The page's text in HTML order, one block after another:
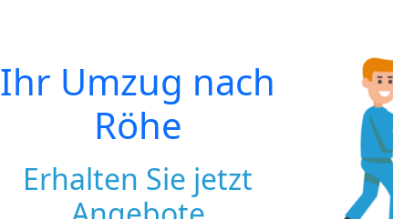
Ihr Umzug nach
Röhe
Erhalten Sie jetzt